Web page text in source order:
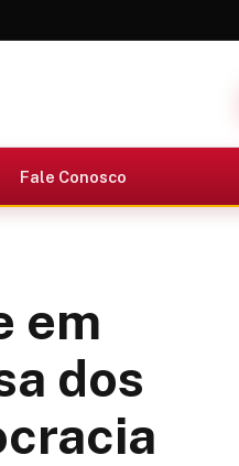
Fale Conosco
em
dos